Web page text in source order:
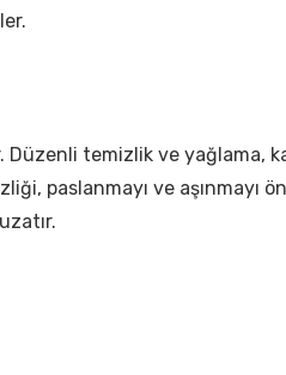
Düzenli temizlik ve yağlama,
paslanmayı ve aşınmayı